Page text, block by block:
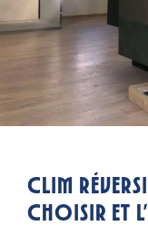
Clim
choisir et